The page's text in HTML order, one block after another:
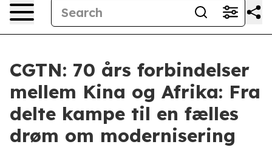
CGTN: 70 års forbindelser
mellem Kina og Afrika: Fra
delte kampe til en fælles
drøm om modernisering